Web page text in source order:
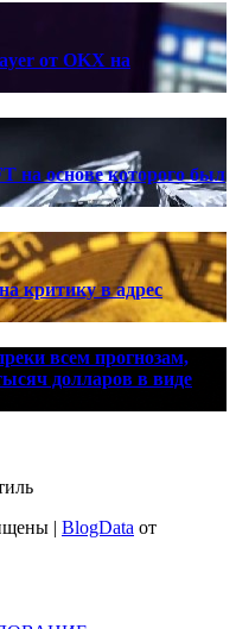
от OKX на
на основе которого был
критику в адрес
всем прогнозам,
долларов в виде
| BlogData от